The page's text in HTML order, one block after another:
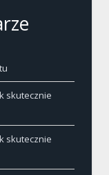
skutecznie
skutecznie